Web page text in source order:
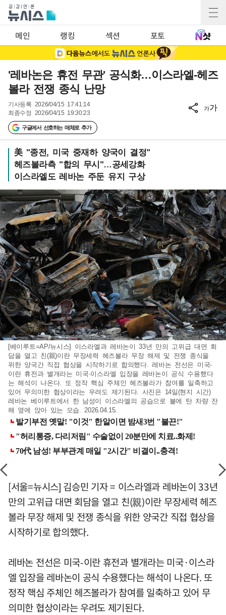
메인 랭킹 섹션 포토
'레바논은 휴전 무관' 공식화…이스라엘-헤즈
볼라 전쟁 종식 난망
기사등록 2026/04/15 17:41:14
최종수정 2026/04/15 19:30:23
구글에서 선호하는 매체로 추가
가가
美 "종전, 미국 중재하 양국이 결정"
헤즈볼라측 "합의 무시"…공세강화
이스라엘도 레바논 주둔 유지 구상
[베이루트=AP/뉴시스] 이스라엘과 레바논이 33년 만의 고위급 대면 회
담을 열고 친(親)이란 무장세력 헤즈볼라 무장 해제 및 전쟁 종식을
위한 양국간 직접 협상을 시작하기로 합의했다. 레바논 전선은 미국-
이란 휴전과 별개라는 미국·이스라엘 입장을 레바논이 공식 수용했다
는 해석이 나온다. 또 정작 핵심 주체인 헤즈볼라가 참여를 일축하고
있어 무의미한 협상이라는 우려도 제기된다. 사진은 14일(현지 시간)
레바논 베이루트에서 한 남성이 이스라엘의 공습으로 불에 탄 차량 잔
해 옆에 앉아 있는 모습. 2026.04.15.
[서울=뉴시스] 김승민 기자 = 이스라엘과 레바논이 33년
만의 고위급 대면 회담을 열고 친(親)이란 무장세력 헤즈
볼라 무장 해제 및 전쟁 종식을 위한 양국간 직접 협상을
시작하기로 합의했다.
레바논 전선은 미국-이란 휴전과 별개라는 미국·이스라
엘 입장을 레바논이 공식 수용했다는 해석이 나온다. 또
정작 핵심 주체인 헤즈볼라가 참여를 일축하고 있어 무
의미한 협상이라는 우려도 제기된다.